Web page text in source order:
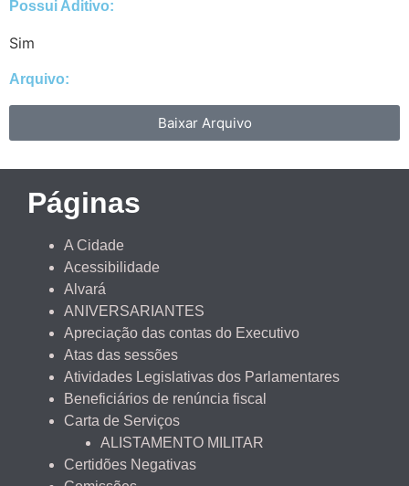
Possui Aditivo:​
Sim
Arquivo:
Baixar Arquivo
Páginas
A Cidade
Acessibilidade
Alvará
ANIVERSARIANTES
Apreciação das contas do Executivo
Atas das sessões
Atividades Legislativas dos Parlamentares
Beneficiários de renúncia fiscal
Carta de Serviços
ALISTAMENTO MILITAR
Certidões Negativas